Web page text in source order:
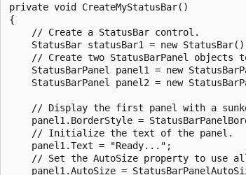
private void CreateMyStatusBar()
{
    // Create a StatusBar control.
StatusBar statusBar1 = new
// Create two StatusBarPanel objects
StatusBarPanel panel1 = new
StatusBarPanel panel2 = new
// Display the first panel with a
panel1.BorderStyle =
    // Initialize the text of the panel.
    panel1.Text = "Ready...";
// Set the AutoSize property to use
panel1.AutoSize =